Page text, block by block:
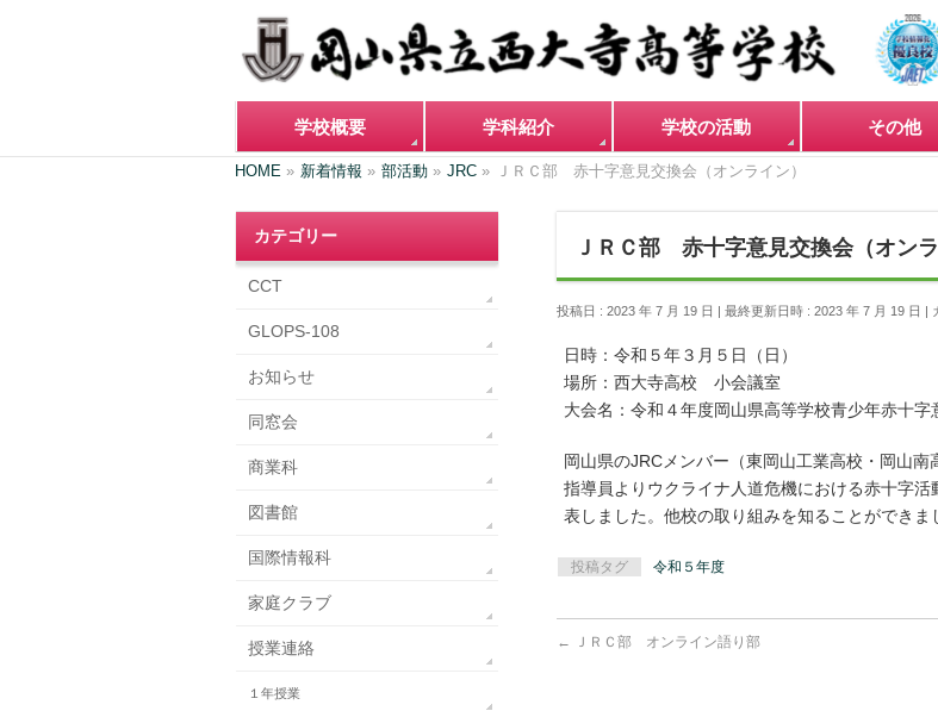
学校概要 学科紹介 学校の活動 その他
HOME » 新着情報 » 部活動 » JRC » ＪＲＣ部 赤十字意見交換会（オンライン）
ＪＲＣ部 赤十字意見交換会（オンラ
投稿日 : 2023 年 7 月 19 日 最終更新日時 : 2023 年 7 月 19 日
日時：令和５年３月５日（日）
場所：西大寺高校 小会議室
大会名：令和４年度岡山県高等学校青少年赤十字
岡山県のJRCメンバー（東岡山工業高校・岡山
指導員よりウクライナ人道危機における赤十字
表しました。他校の取り組みを知ることができま
投稿タグ 令和５年度
← ＪＲＣ部 オンライン語り部
カテゴリー
CCT
GLOPS-108
お知らせ
同窓会
商業科
図書館
国際情報科
家庭クラブ
授業連絡
１年授業